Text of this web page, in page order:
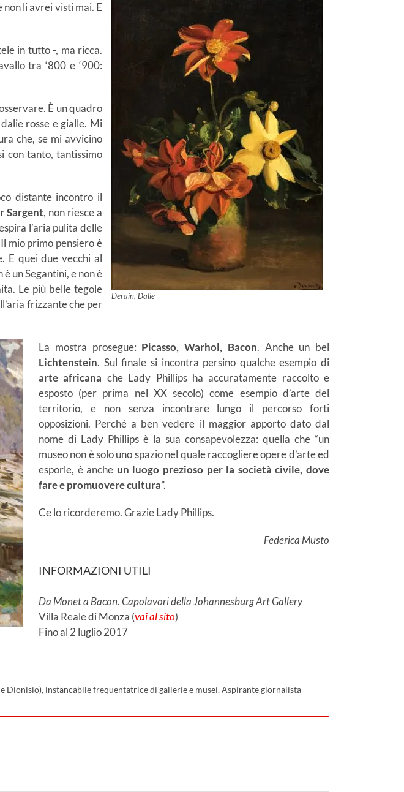
Derain, Dalie
li avrei visti mai. E
in tutto -, ma ricca.
tra ‘800 e ‘900:
È un quadro
rosse e gialle. Mi
che, se mi avvicino
con tanto, tantissimo
distante incontro il
Sargent, non riesce a
l’aria pulita delle
mio primo pensiero è
E quei due vecchi al
un Segantini, e non è
Le più belle tegole
frizzante che per
La mostra prosegue: Picasso, Warhol, Bacon. Anche un bel
Lichtenstein. Sul finale si incontra persino qualche esempio di
arte africana che Lady Phillips ha accuratamente raccolto e
esposto (per prima nel XX secolo) come esempio d’arte del
territorio, e non senza incontrare lungo il percorso forti
opposizioni. Perché a ben vedere il maggior apporto dato dal
nome di Lady Phillips è la sua consapevolezza: quella che “un
museo non è solo uno spazio nel quale raccogliere opere d’arte ed
esporle, è anche un luogo prezioso per la società civile, dove
fare e promuovere cultura”.
Ce lo ricorderemo. Grazie Lady Phillips.
Federica Musto
INFORMAZIONI UTILI
Da Monet a Bacon. Capolavori della Johannesburg Art Gallery
Villa Reale di Monza (vai al sito)
Fino al 2 luglio 2017
Dionisio), instancabile frequentatrice di gallerie e musei. Aspirante giornalista